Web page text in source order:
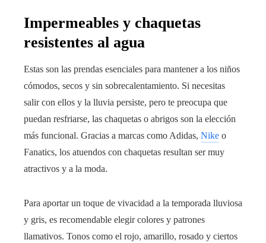
Impermeables y chaquetas
resistentes al agua
Estas son las prendas esenciales para mantener a los niños
cómodos, secos y sin sobrecalentamiento. Si necesitas
salir con ellos y la lluvia persiste, pero te preocupa que
puedan resfriarse, las chaquetas o abrigos son la elección
más funcional. Gracias a marcas como Adidas, Nike o
Fanatics, los atuendos con chaquetas resultan ser muy
atractivos y a la moda.
Para aportar un toque de vivacidad a la temporada lluviosa
y gris, es recomendable elegir colores y patrones
llamativos. Tonos como el rojo, amarillo, rosado y ciertos